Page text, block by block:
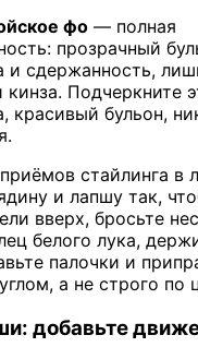
фо — полная
прозрачный
и сдержанность,
кинза. Подчеркните
красивый бульон,
стайлинга в
и лапшу так,
вверх, бросьте
белого лука,
палочки и
а не строго по
добавьте